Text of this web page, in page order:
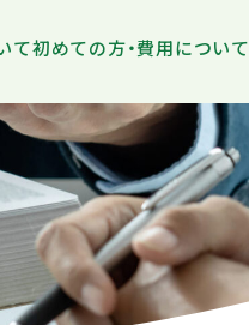
て初めての方・費用について